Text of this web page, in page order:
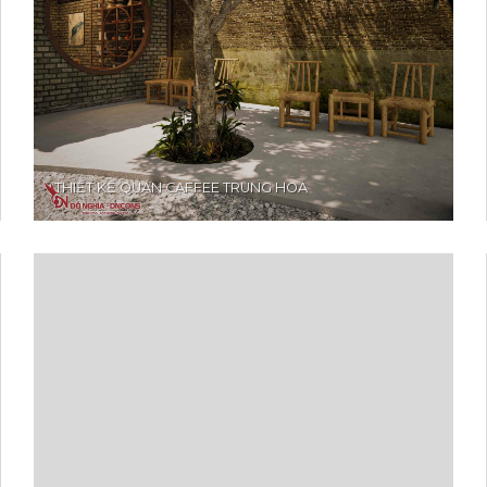
THIẾT KẾ QUÁN CAFFEE TRUNG HOA